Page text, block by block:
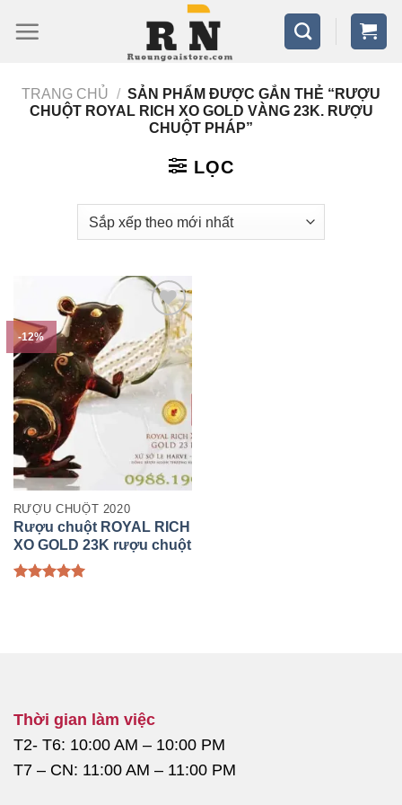
qua
dungTRANG CHỦ / SẢN PHẨM ĐƯỢC GẮN THẺ “RƯỢU
CHUỘT ROYAL RICH XO GOLD VÀNG 23K. RƯỢU
CHUỘT PHÁP”
LỌC
-12%
RƯỢU CHUỘT 2020
Rượu chuột ROYAL RICH
XO GOLD 23K rượu chuột
đông hồ 2020
Thời gian làm việc
T2- T6: 10:00 AM – 10:00 PM
T7 – CN: 11:00 AM – 11:00 PM